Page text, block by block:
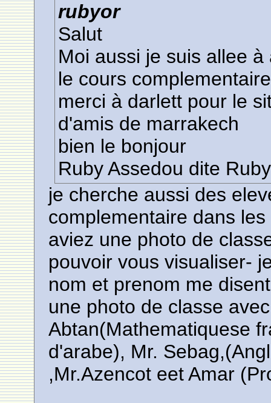
rubyor
Salut
Moi aussi je suis allee
le cours
merci à darlett pour le
d'amis de marrakech
bien le bonjour
Ruby Assedou dite
je cherche aussi des
complementaire dans
aviez une photo de
pouvoir vous visualiser-
nom et prenom me
une photo de classe
Abtan(Mathematiquese
d'arabe), Mr.
,Mr.Azencot eet Amar